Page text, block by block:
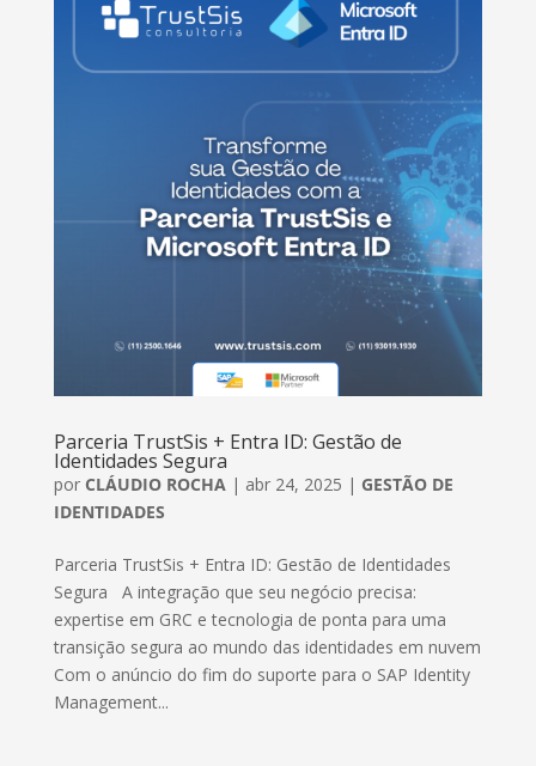
Parceria TrustSis + Entra ID: Gestão de
Identidades Segura
por CLÁUDIO ROCHA| abr 24, 2025 | GESTÃO DE
IDENTIDADES
Parceria TrustSis + Entra ID: Gestão de Identidades
Segura A integração que seu negócio precisa:
expertise em GRC e tecnologia de ponta para uma
transição segura ao mundo das identidades em nuvem
Com o anúncio do fim do suporte para o SAP Identity
Management...